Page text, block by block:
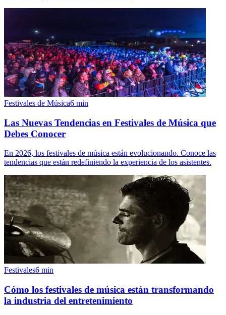
Festivales de Música6 min
Las Nuevas Tendencias en Festivales de Música que
Debes Conocer
En 2026, los festivales de música están evolucionando. Conoce las
tendencias que están redefiniendo la experiencia de los asistentes.
Festivales6 min
Cómo los festivales de música están transformando
la industria del entretenimiento